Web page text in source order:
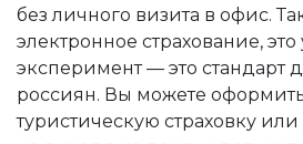
без личного визита в офис.
электронное страхование,
эксперимент — это стандарт
россиян. Вы можете
туристическую страховку